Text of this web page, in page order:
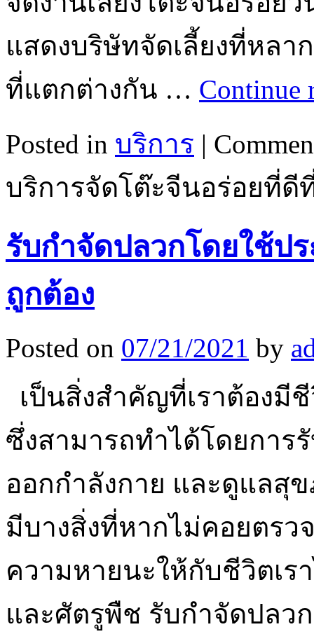
แสดงบริษัทจัดเลี้ยงที่หลา
ที่แตกต่างกัน … Continue
Posted in บริการ |
บริการจัดโต๊ะจีนอร่อยที่ดี
รับกำจัดปลวกโดยใช้ป
ถูกต้อง
Posted on 07/21/2021 by
เป็นสิ่งสำคัญที่เราต้อง
ซึ่งสามารถทำได้โดยการ
ออกกำลังกาย และดูแลสุ
มีบางสิ่งที่หากไม่คอยตรว
ความหายนะให้กับชีวิตเร
และศัตรูพืช รับกำจัดปลว